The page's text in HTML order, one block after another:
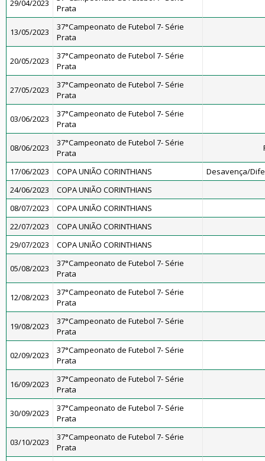
29/04/2023
Prata
13/05/2023
37°Campeonato de Futebol 7- Série
Prata
20/05/2023
37°Campeonato de Futebol 7- Série
Prata
27/05/2023
37°Campeonato de Futebol 7- Série
Prata
03/06/2023
37°Campeonato de Futebol 7- Série
Prata
08/06/2023
37°Campeonato de Futebol 7- Série
Prata
17/06/2023 COPA UNIÃO CORINTHIANS
Desavença/
24/06/2023
COPA UNIÃO CORINTHIANS
08/07/2023
COPA UNIÃO CORINTHIANS
22/07/2023
COPA UNIÃO CORINTHIANS
29/07/2023
COPA UNIÃO CORINTHIANS
05/08/2023
37°Campeonato de Futebol 7- Série
Prata
12/08/2023
37°Campeonato de Futebol 7- Série
Prata
19/08/2023
37°Campeonato de Futebol 7- Série
Prata
02/09/2023
37°Campeonato de Futebol 7- Série
Prata
16/09/2023
37°Campeonato de Futebol 7- Série
Prata
30/09/2023
37°Campeonato de Futebol 7- Série
Prata
03/10/2023
37°Campeonato de Futebol 7- Série
Prata